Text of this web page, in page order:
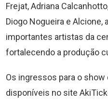
Frejat, Adriana
Diogo Nogueira e Alcione,
importantes artistas da
fortalecendo a produção
Os ingressos para o
disponíveis no site